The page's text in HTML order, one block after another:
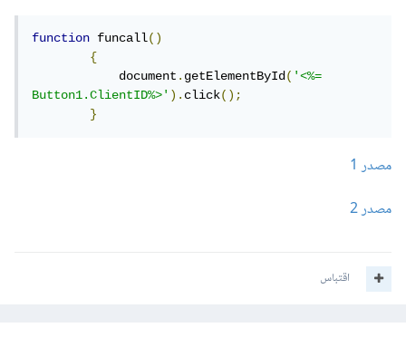
function funcall()
{
            document
.getElementById('<%=
Button1.ClientID%>').click();
}
مصدر 1
مصدر 2
اقتباس